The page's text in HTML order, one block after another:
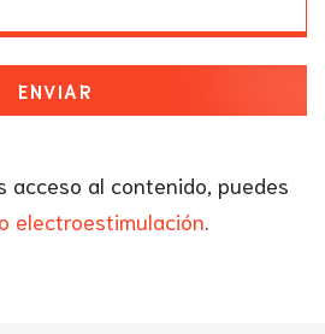
ENVIAR
acceso al contenido, puedes
electroestimulación.